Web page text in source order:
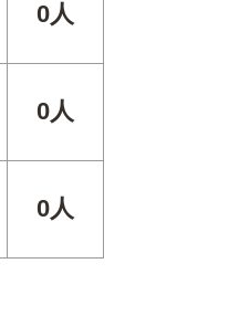
0人
0人
0人